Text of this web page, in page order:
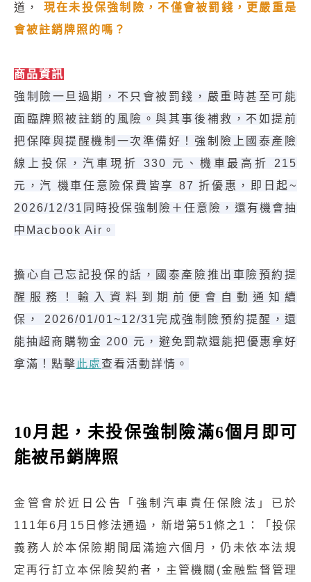
道， 現在未投保強制險，不僅會被罰錢，更嚴重是
會被註銷牌照的嗎？
商品資訊
強制險一旦過期，不只會被罰錢，嚴重時甚至可能
面臨牌照被註銷的風險。與其事後補救，不如提前
把保障與提醒機制一次準備好！強制險上國泰產險
線上投保，汽車現折 330 元、機車最高折 215
元，汽 機車任意險保費皆享 87 折優惠，即日起~
2026/12/31同時投保強制險＋任意險，還有機會抽
中Macbook Air。
擔心自己忘記投保的話，國泰產險推出車險預約提
醒服務！輸入資料到期前便會自動通知續
保， 2026/01/01~12/31完成強制險預約提醒，還
能抽超商購物金 200 元，避免罰款還能把優惠拿好
拿滿！點擊 此處 查看活動詳情。
10月起，未投保強制險滿6個月即可
能被吊銷牌照
金管會於近日公告「強制汽車責任保險法」已於
111年6月15日修法通過，新增第51條之1：「投保
義務人於本保險期間屆滿逾六個月，仍未依本法規
定再行訂立本保險契約者，主管機關(金融監督管理